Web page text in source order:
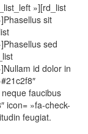
»][rd_list
sit
sed
id dolor in
faucibus
icon= »fa-check-
feugiat.